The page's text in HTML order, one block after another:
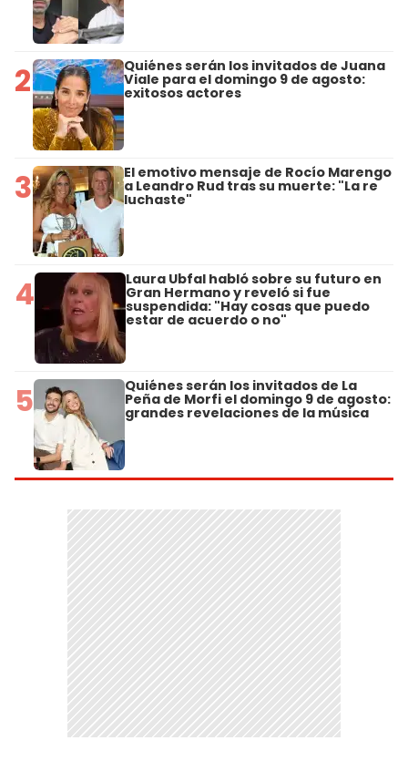
2 Quiénes serán los invitados de Juana
Viale para el domingo 9 de agosto:
exitosos actores
3 El emotivo mensaje de Rocío Marengo
a Leandro Rud tras su muerte: "La re
luchaste"
4 Laura Ubfal habló sobre su futuro en
Gran Hermano y reveló si fue
suspendida: "Hay cosas que puedo
estar de acuerdo o no"
5 Quiénes serán los invitados de La
Peña de Morfi el domingo 9 de agosto:
grandes revelaciones de la música